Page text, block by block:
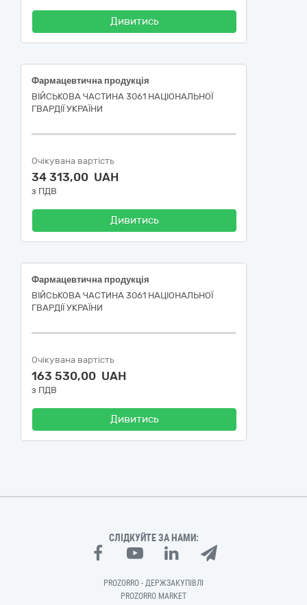
Дивитись
Фармацевтична продукція
ВІЙСЬКОВА ЧАСТИНА 3061 НАЦІОНАЛЬНОЇ
ГВАРДІЇ УКРАЇНИ
Очікувана вартість
34 313,00 UAH
з ПДВ
Дивитись
Фармацевтична продукція
ВІЙСЬКОВА ЧАСТИНА 3061 НАЦІОНАЛЬНОЇ
ГВАРДІЇ УКРАЇНИ
Очікувана вартість
163 530,00 UAH
з ПДВ
Дивитись
СЛІДКУЙТЕ ЗА НАМИ:
PROZORRO - ДЕРЖЗАКУПІВЛІ
PROZORRO MARKET